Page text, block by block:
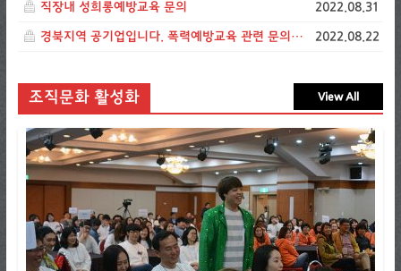
직장내 성희롱예방교육 문의 2022.08.31
경북지역 공기업입니다. 폭력예방교육 관련 문의드립니다. 2022.08.22
조직문화 활성화 View All